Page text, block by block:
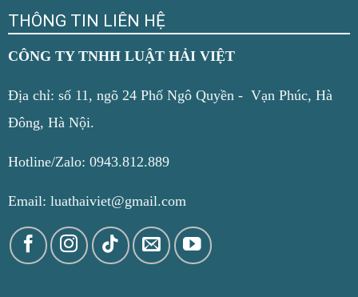
THÔNG TIN LIÊN HỆ
CÔNG TY TNHH LUẬT HẢI VIỆT
Địa chỉ: số 11, ngõ 24 Phố Ngô Quyền - Vạn Phúc, Hà
Đông, Hà Nội.
Hotline/Zalo: 0943.812.889
Email: luathaiviet@gmail.com